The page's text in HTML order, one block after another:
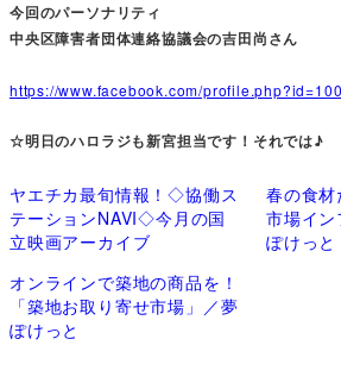
今回のパーソナリティ
中央区障害者団体連絡協議会の吉田尚さん
https://www.facebook.com/
☆明日のハロラジも新宮担当です！それでは♪
ヤエチカ最旬情報！◇協働ス
テーションNAVI◇今月の国
立映画アーカイブ
春の食
市場イ
ぽけっと
オンラインで築地の商品を！
「築地お取り寄せ市場」／夢
ぽけっと